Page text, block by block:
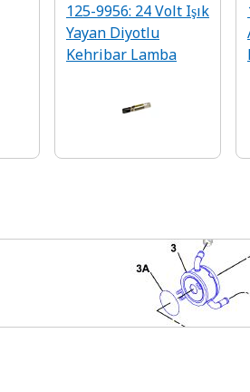
125-9956: 24 Volt Işık
Yayan Diyotlu
Kehribar Lamba